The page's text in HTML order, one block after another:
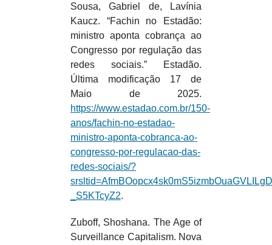
Sousa, Gabriel de, Lavínia
Kaucz. “Fachin no Estadão:
ministro aponta cobrança ao
Congresso por regulação das
redes sociais.” Estadão.
Última modificação 17 de
Maio de 2025.
https://www.estadao.com.br/150-
anos/fachin-no-estadao-
ministro-aponta-cobranca-ao-
congresso-por-regulacao-das-
redes-sociais/?
_S5KTcyZ2.
Zuboff, Shoshana. The Age of
Surveillance Capitalism. Nova